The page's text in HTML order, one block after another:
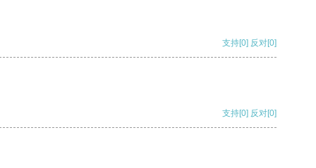
支持[0] 反对[0]
支持[0] 反对[0]